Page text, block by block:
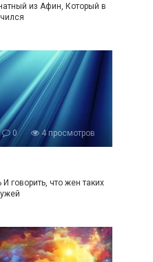
из Афин, Который в
0 4 просмотров
говорить, что жен таких